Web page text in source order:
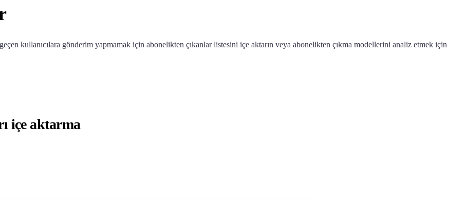
kullanıcılara gönderim yapmamak için abonelikten çıkanlar listesini içe aktarın veya abonelikten çıkma modellerini analiz etmek için
içe aktarma